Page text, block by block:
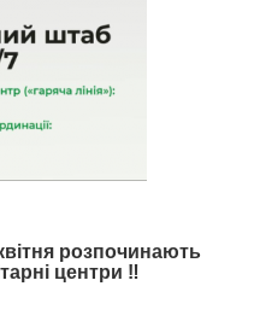
розпочинають
центри ‼️